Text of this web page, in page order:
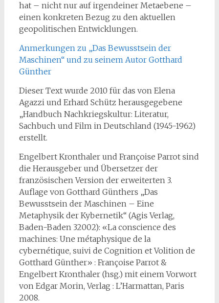
hat – nicht nur auf irgendeiner Metaebene –
einen konkreten Bezug zu den aktuellen
geopolitischen Entwicklungen.
Anmerkungen zu „Das Bewusstsein der
Maschinen“ und zu seinem Autor Gotthard
Günther
Dieser Text wurde 2010 für das von Elena
Agazzi und Erhard Schütz herausgegebene
„Handbuch Nachkriegskultur: Literatur,
Sachbuch und Film in Deutschland (1945-1962)
erstellt.
Engelbert Kronthaler und Françoise Parrot sind
die Herausgeber und Übersetzer der
französischen Version der erweiterten 3.
Auflage von Gotthard Günthers „Das
Bewusstsein der Maschinen – Eine
Metaphysik der Kybernetik“ (Agis Verlag,
Baden-Baden 32002): «La conscience des
machines: Une métaphysique de la
cybernétique, suivi de Cognition et Volition de
Gotthard Günther» : Françoise Parrot &
Engelbert Kronthaler (hsg.) mit einem Vorwort
von Edgar Morin, Verlag : L’Harmattan, Paris
2008.